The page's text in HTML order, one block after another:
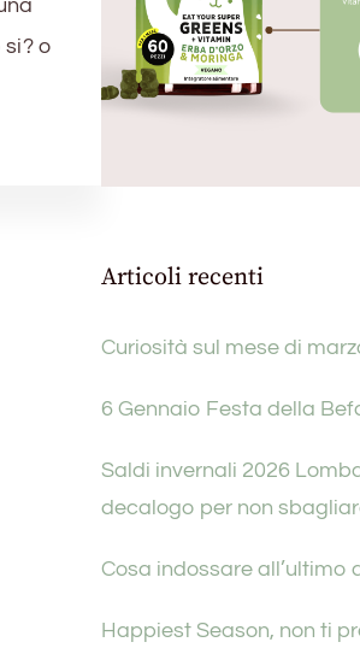
o
Articoli recenti
Curiosità sul mese di
6 Gennaio Festa della
Saldi invernali 2026
decalogo per non
Cosa indossare all’ultimo
Happiest Season, non ti